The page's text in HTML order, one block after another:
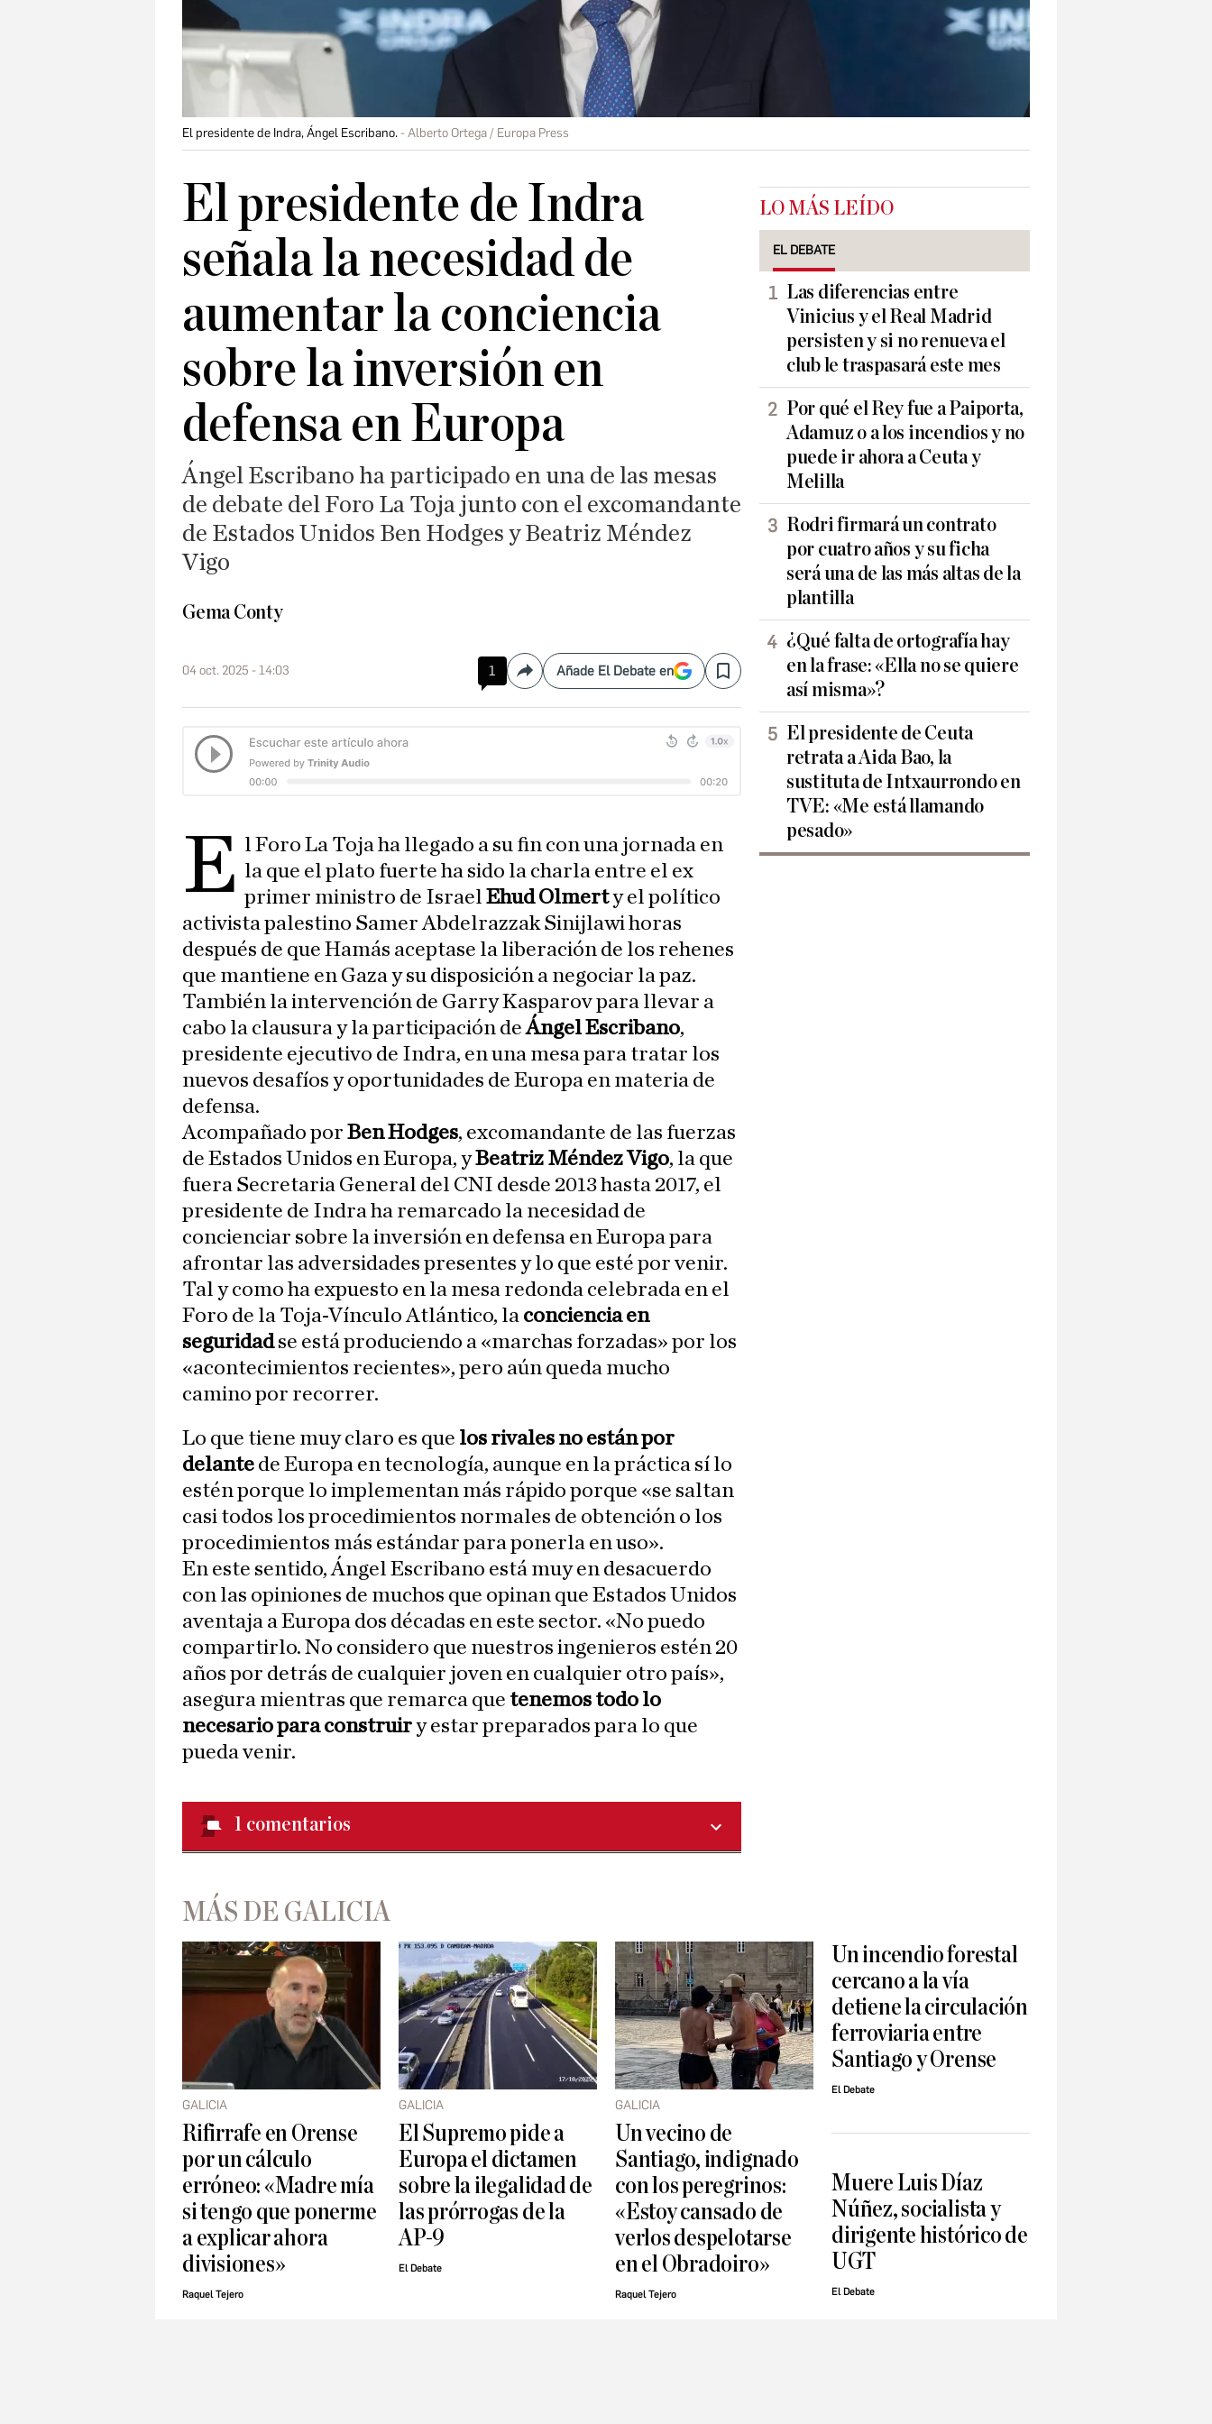
El presidente de Indra, Ángel Escribano. Alberto Ortega / Europa Press
El presidente de Indra
señala la necesidad de
aumentar la conciencia
sobre la inversión en
defensa en Europa
Ángel Escribano ha participado en una de las mesas
de debate del Foro La Toja junto con el excomandante
de Estados Unidos Ben Hodges y Beatriz Méndez
Vigo
Gema Conty
04 oct. 2025 - 14:03 1 CompartirAñade El Debate en Save
E l Foro La Toja ha llegado a su fin con una jornada en
la que el plato fuerte ha sido la charla entre el ex
primer ministro de IsraelEhud Olmerty el político
activista palestino Samer Abdelrazzak Sinijlawi horas
después de que Hamás aceptase la liberación de los rehenes
que mantiene en Gaza y su disposición a negociar la paz.
También la intervención de Garry Kasparov para llevar a
cabo la clausura y la participación deÁngel Escribano,
presidente ejecutivo de Indra, en una mesa para tratar los
nuevos desafíos y oportunidades de Europa en materia de
defensa.
Acompañado por Ben Hodges, excomandante de las fuerzas
de Estados Unidos en Europa, yBeatriz Méndez Vigo, la que
fuera Secretaria General del CNI desde 2013 hasta 2017, el
presidente de Indra ha remarcado la necesidad de
concienciar sobre la inversión en defensa en Europa para
afrontar las adversidades presentes y lo que esté por venir.
Tal y como ha expuesto en la mesa redonda celebrada en el
Foro de la Toja-Vínculo Atlántico, la conciencia en
seguridadse está produciendo a «marchas forzadas» por los
«acontecimientos recientes», pero aún queda mucho
camino por recorrer.
Lo que tiene muy claro es que los rivales no están por
delante de Europa en tecnología, aunque en la práctica sí lo
estén porque lo implementan más rápido porque «se saltan
casi todos los procedimientos normales de obtención o los
procedimientos más estándar para ponerla en uso».
En este sentido, Ángel Escribano está muy en desacuerdo
con las opiniones de muchos que opinan que Estados Unidos
aventaja a Europa dos décadas en este sector. «No puedo
compartirlo. No considero que nuestros ingenieros estén 20
años por detrás de cualquier joven en cualquier otro país»,
asegura mientras que remarca que tenemos todo lo
necesario para construiry estar preparados para lo que
pueda venir.
1 comentarios
LO MÁS LEÍDO
EL DEBATE
Las diferencias entre
Vinicius y el Real Madrid
persisten y si no renueva el
club le traspasará este mes
Por qué el Rey fue a Paiporta,
Adamuz o a los incendios y no
puede ir ahora a Ceuta y
Melilla
Rodri firmará un contrato
por cuatro años y su ficha
será una de las más altas de la
plantilla
¿Qué falta de ortografía hay
en la frase: «Ella no se quiere
así misma»?
El presidente de Ceuta
retrata a Aida Bao, la
sustituta de Intxaurrondo en
TVE: «Me está llamando
pesado»
MÁS DE GALICIA
GALICIA
Rifirrafe en Orense
por un cálculo
erróneo: «Madre mía
si tengo que ponerme
a explicar ahora
divisiones»
Raquel Tejero
GALICIA
El Supremo pide a
Europa el dictamen
sobre la ilegalidad de
las prórrogas de la
AP-9
El Debate
GALICIA
Un vecino de
Santiago, indignado
con los peregrinos:
«Estoy cansado de
verlos despelotarse
en el Obradoiro»
Raquel Tejero
Un incendio forestal
cercano a la vía
detiene la circulación
ferroviaria entre
Santiago y Orense
El Debate
Muere Luis Díaz
Núñez, socialista y
dirigente histórico de
UGT
El Debate